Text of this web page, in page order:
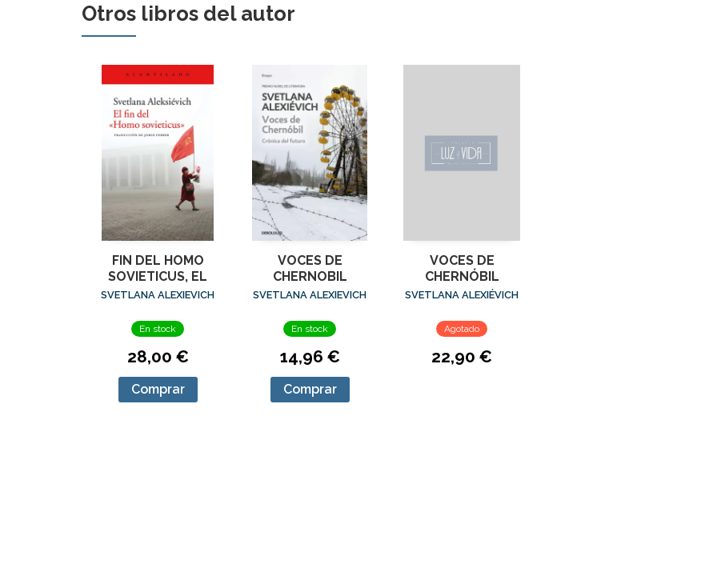
Otros libros del autor
FIN DEL HOMO
SOVIETICUS, EL
SVETLANA ALEXIEVICH
En stock
28,00 €
Comprar
VOCES DE
CHERNOBIL
SVETLANA ALEXIEVICH
En stock
14,96 €
Comprar
VOCES DE
CHERNÓBIL
SVETLANA ALEXIÉVICH
Agotado
22,90 €